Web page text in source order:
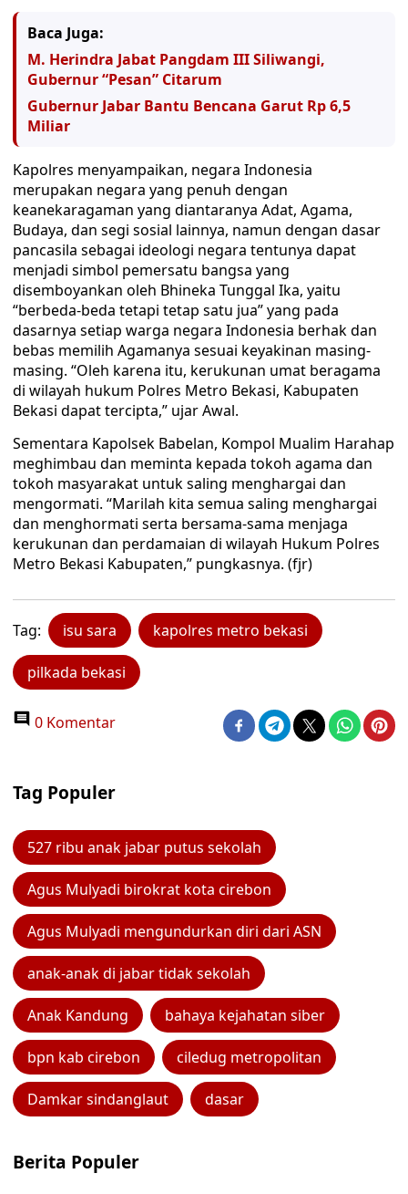
Baca Juga:
M. Herindra Jabat Pangdam III Siliwangi,
Gubernur “Pesan” Citarum
Gubernur Jabar Bantu Bencana Garut Rp 6,5
Miliar
Kapolres menyampaikan, negara Indonesia
merupakan negara yang penuh dengan
keanekaragaman yang diantaranya Adat, Agama,
Budaya, dan segi sosial lainnya, namun dengan dasar
pancasila sebagai ideologi negara tentunya dapat
menjadi simbol pemersatu bangsa yang
disemboyankan oleh Bhineka Tunggal Ika, yaitu
“berbeda-beda tetapi tetap satu jua” yang pada
dasarnya setiap warga negara Indonesia berhak dan
bebas memilih Agamanya sesuai keyakinan masing-
masing. “Oleh karena itu, kerukunan umat beragama
di wilayah hukum Polres Metro Bekasi, Kabupaten
Bekasi dapat tercipta,” ujar Awal.‬
Sementara Kapolsek Babelan, Kompol Mualim Harahap
meghimbau dan meminta kepada tokoh agama dan
tokoh masyarakat untuk saling menghargai dan
mengormati. “Marilah kita semua saling menghargai
dan menghormati serta bersama-sama menjaga
kerukunan dan perdamaian di wilayah Hukum Polres
Metro Bekasi Kabupaten,” pungkasnya. (fjr)
Tag: isu sara kapolres metro bekasi
pilkada bekasi
0 Komentar
Tag Populer
527 ribu anak jabar putus sekolah
Agus Mulyadi birokrat kota cirebon
Agus Mulyadi mengundurkan diri dari ASN
anak-anak di jabar tidak sekolah
Anak Kandung bahaya kejahatan siber
bpn kab cirebon ciledug metropolitan
Damkar sindanglaut dasar
Berita Populer